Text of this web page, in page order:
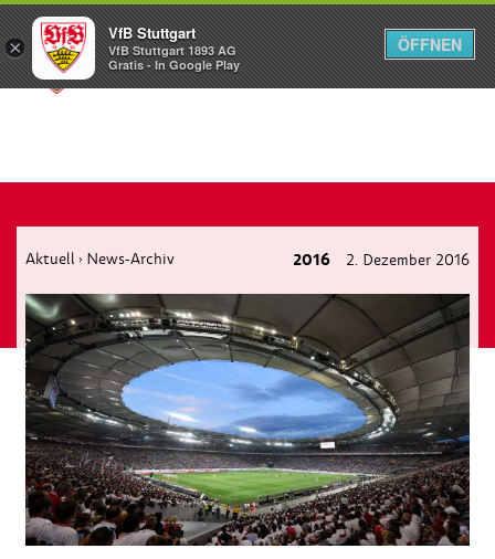
Menü
Aktuell › News-Archiv 2016 2. Dezember 2016
×
VfB Stuttgart
VfB Stuttgart 1893 AG
Gratis - In Google Play
ÖFFNEN